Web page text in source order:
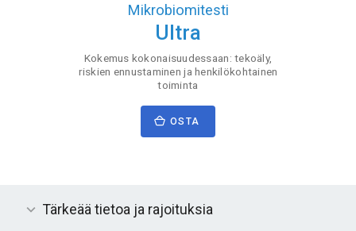
Mikrobiomitesti
Ultra
Kokemus kokonaisuudessaan: tekoäly,
riskien ennustaminen ja henkilökohtainen
toiminta
OSTA
Tärkeää tietoa ja rajoituksia